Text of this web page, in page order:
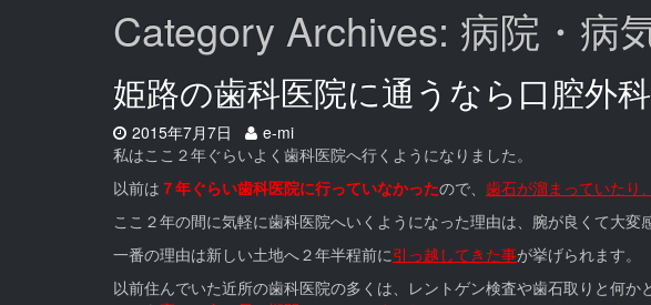
Category Archives: 病院・病
姫路の歯科医院に通うなら口腔外
Date:
2015年7月7日 Author:
e-mi
私はここ２年ぐらいよく歯科医院へ行くようになりました。
以前は ７年ぐらい歯科医院に行っていなかったので、 歯石が溜まっていたり
ここ２年の間に気軽に歯科医院へいくようになった理由は、腕が良くて大変
一番の理由は新しい土地へ２年半程前に引っ越してきた事が挙げられます。
以前住んでいた近所の歯科医院の多くは、レントゲン検査や歯石取りと何